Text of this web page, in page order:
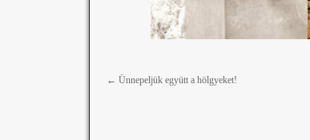
← Ünnepeljük együtt a hölgyeket!